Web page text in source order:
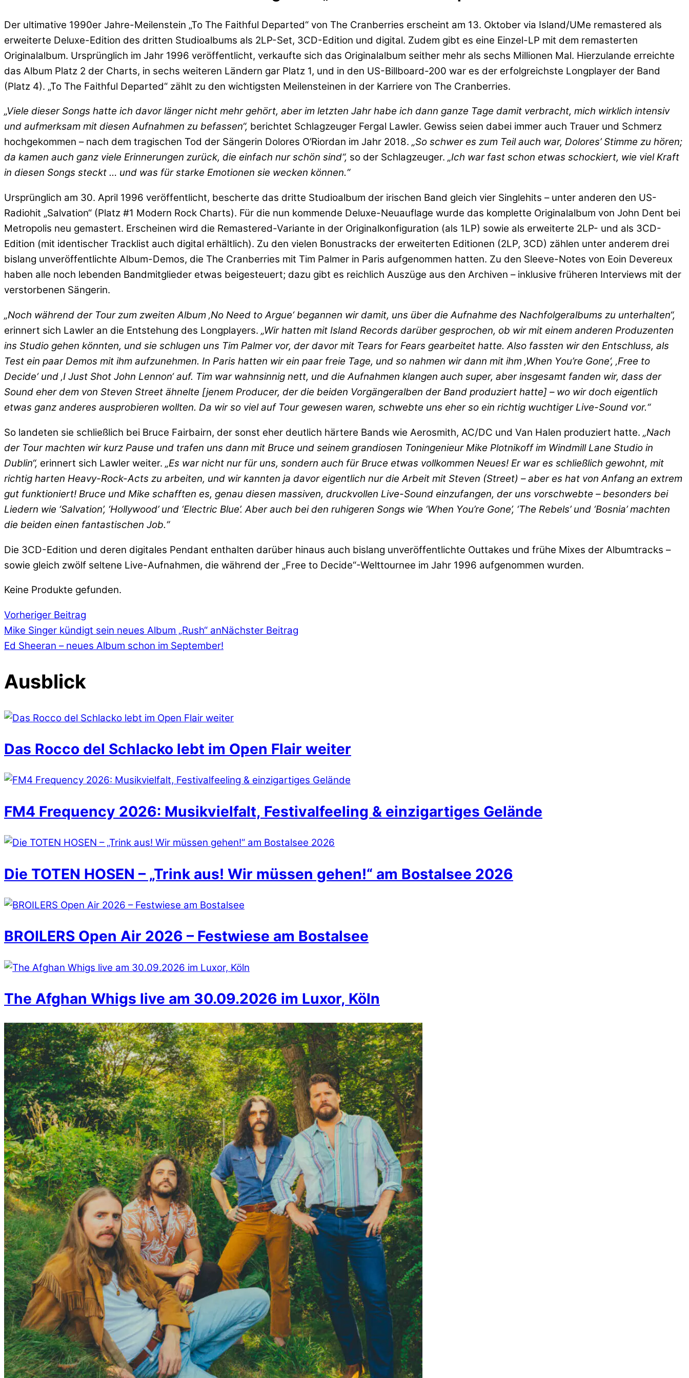
Der ultimative 1990er Jahre-Meilenstein „To The Faithful Departed“ von The Cranberries erscheint am 13. Oktober via Island/UMe remastered als
erweiterte Deluxe-Edition des dritten Studioalbums als 2LP-Set, 3CD-Edition und digital. Zudem gibt es eine Einzel-LP mit dem remasterten
Originalalbum. Ursprünglich im Jahr 1996 veröffentlicht, verkaufte sich das Originalalbum seither mehr als sechs Millionen Mal. Hierzulande erreichte
das Album Platz 2 der Charts, in sechs weiteren Ländern gar Platz 1, und in den US-Billboard-200 war es der erfolgreichste Longplayer der Band
(Platz 4). „To The Faithful Departed“ zählt zu den wichtigsten Meilensteinen in der Karriere von The Cranberries.
„Viele dieser Songs hatte ich davor länger nicht mehr gehört, aber im letzten Jahr habe ich dann ganze Tage damit verbracht, mich wirklich intensiv
und aufmerksam mit diesen Aufnahmen zu befassen“, berichtet Schlagzeuger Fergal Lawler. Gewiss seien dabei immer auch Trauer und Schmerz
hochgekommen – nach dem tragischen Tod der Sängerin Dolores O’Riordan im Jahr 2018. „So schwer es zum Teil auch war, Dolores’ Stimme zu hören;
da kamen auch ganz viele Erinnerungen zurück, die einfach nur schön sind“, so der Schlagzeuger. „Ich war fast schon etwas schockiert, wie viel Kraft
in diesen Songs steckt … und was für starke Emotionen sie wecken können.“
Ursprünglich am 30. April 1996 veröffentlicht, bescherte das dritte Studioalbum der irischen Band gleich vier Singlehits – unter anderen den US-
Radiohit „Salvation“ (Platz #1 Modern Rock Charts). Für die nun kommende Deluxe-Neuauflage wurde das komplette Originalalbum von John Dent bei
Metropolis neu gemastert. Erscheinen wird die Remastered-Variante in der Originalkonfiguration (als 1LP) sowie als erweiterte 2LP- und als 3CD-
Edition (mit identischer Tracklist auch digital erhältlich). Zu den vielen Bonustracks der erweiterten Editionen (2LP, 3CD) zählen unter anderem drei
bislang unveröffentlichte Album-Demos, die The Cranberries mit Tim Palmer in Paris aufgenommen hatten. Zu den Sleeve-Notes von Eoin Devereux
haben alle noch lebenden Bandmitglieder etwas beigesteuert; dazu gibt es reichlich Auszüge aus den Archiven – inklusive früheren Interviews mit der
verstorbenen Sängerin.
„Noch während der Tour zum zweiten Album ‚No Need to Argue‘ begannen wir damit, uns über die Aufnahme des Nachfolgeralbums zu unterhalten“,
erinnert sich Lawler an die Entstehung des Longplayers. „Wir hatten mit Island Records darüber gesprochen, ob wir mit einem anderen Produzenten
ins Studio gehen könnten, und sie schlugen uns Tim Palmer vor, der davor mit Tears for Fears gearbeitet hatte. Also fassten wir den Entschluss, als
Test ein paar Demos mit ihm aufzunehmen. In Paris hatten wir ein paar freie Tage, und so nahmen wir dann mit ihm ‚When You’re Gone‘, ‚Free to
Decide‘ und ‚I Just Shot John Lennon‘ auf. Tim war wahnsinnig nett, und die Aufnahmen klangen auch super, aber insgesamt fanden wir, dass der
Sound eher dem von Steven Street ähnelte [jenem Producer, der die beiden Vorgängeralben der Band produziert hatte] – wo wir doch eigentlich
etwas ganz anderes ausprobieren wollten. Da wir so viel auf Tour gewesen waren, schwebte uns eher so ein richtig wuchtiger Live-Sound vor.“
So landeten sie schließlich bei Bruce Fairbairn, der sonst eher deutlich härtere Bands wie Aerosmith, AC/DC und Van Halen produziert hatte. „Nach
der Tour machten wir kurz Pause und trafen uns dann mit Bruce und seinem grandiosen Toningenieur Mike Plotnikoff im Windmill Lane Studio in
Dublin“, erinnert sich Lawler weiter. „Es war nicht nur für uns, sondern auch für Bruce etwas vollkommen Neues! Er war es schließlich gewohnt, mit
richtig harten Heavy-Rock-Acts zu arbeiten, und wir kannten ja davor eigentlich nur die Arbeit mit Steven (Street) – aber es hat von Anfang an extrem
gut funktioniert! Bruce und Mike schafften es, genau diesen massiven, druckvollen Live-Sound einzufangen, der uns vorschwebte – besonders bei
Liedern wie ‘Salvation’, ‘Hollywood’ und ‘Electric Blue’. Aber auch bei den ruhigeren Songs wie ‘When You’re Gone’, ‘The Rebels’ und ‘Bosnia’ machten
die beiden einen fantastischen Job.“
Die 3CD-Edition und deren digitales Pendant enthalten darüber hinaus auch bislang unveröffentlichte Outtakes und frühe Mixes der Albumtracks –
sowie gleich zwölf seltene Live-Aufnahmen, die während der „Free to Decide“-Welttournee im Jahr 1996 aufgenommen wurden.
Keine Produkte gefunden.
Vorheriger Beitrag
Mike Singer kündigt sein neues Album „Rush“ anNächster Beitrag
Ed Sheeran – neues Album schon im September!
Ausblick
Das Rocco del Schlacko lebt im Open Flair weiter
FM4 Frequency 2026: Musikvielfalt, Festivalfeeling & einzigartiges Gelände
Die TOTEN HOSEN – „Trink aus! Wir müssen gehen!“ am Bostalsee 2026
BROILERS Open Air 2026 – Festwiese am Bostalsee
The Afghan Whigs live am 30.09.2026 im Luxor, Köln